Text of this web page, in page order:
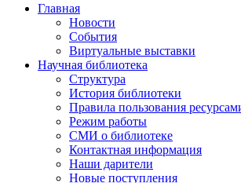
Главная
Новости
События
Виртуальные выставки
Научная библиотека
Структура
История библиотеки
Правила пользования
Режим работы
СМИ о библиотеке
Контактная информация
Наши дарители
Новые поступления